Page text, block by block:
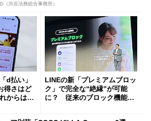
（渋谷法務総合事務所）
d払い」
得さはど
からは
LINEの新「プレミアムブロッ
ク」で完全な“絶縁”が可能
に？ 従来のブロック機能と